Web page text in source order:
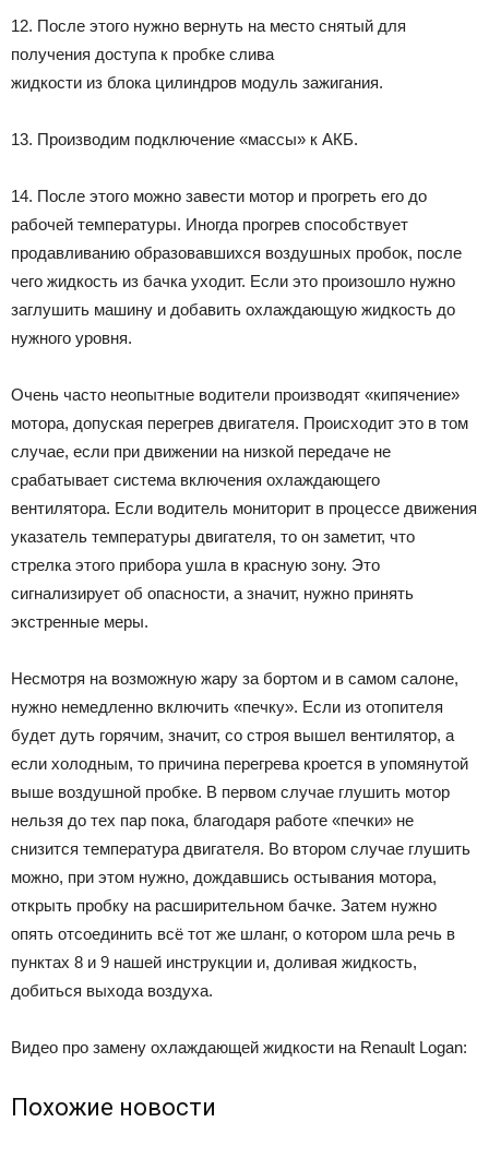
12. После этого нужно вернуть на место снятый для
получения доступа к пробке слива
жидкости из блока цилиндров модуль зажигания.
13. Производим подключение «массы» к АКБ.
14. После этого можно завести мотор и прогреть его до
рабочей температуры. Иногда прогрев способствует
продавливанию образовавшихся воздушных пробок, после
чего жидкость из бачка уходит. Если это произошло нужно
заглушить машину и добавить охлаждающую жидкость до
нужного уровня.
Очень часто неопытные водители производят «кипячение»
мотора, допуская перегрев двигателя. Происходит это в том
случае, если при движении на низкой передаче не
срабатывает система включения охлаждающего
вентилятора. Если водитель мониторит в процессе движения
указатель температуры двигателя, то он заметит, что
стрелка этого прибора ушла в красную зону. Это
сигнализирует об опасности, а значит, нужно принять
экстренные меры.
Несмотря на возможную жару за бортом и в самом салоне,
нужно немедленно включить «печку». Если из отопителя
будет дуть горячим, значит, со строя вышел вентилятор, а
если холодным, то причина перегрева кроется в упомянутой
выше воздушной пробке. В первом случае глушить мотор
нельзя до тех пар пока, благодаря работе «печки» не
снизится температура двигателя. Во втором случае глушить
можно, при этом нужно, дождавшись остывания мотора,
открыть пробку на расширительном бачке. Затем нужно
опять отсоединить всё тот же шланг, о котором шла речь в
пунктах 8 и 9 нашей инструкции и, доливая жидкость,
добиться выхода воздуха.
Видео про замену охлаждающей жидкости на Renault Logan:
Похожие новости